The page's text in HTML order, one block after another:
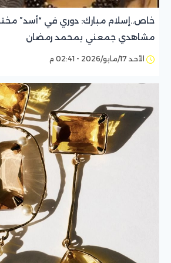
خاص..إسلام مبارك: دوري في “أسد”
مشاهدي جمعني بمحمد رمضان
الأحد 17/مايو/2026 - 02:41 م